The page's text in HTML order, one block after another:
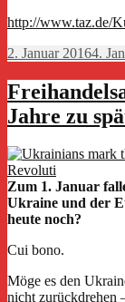
http://www.taz.de/
Veröffentlicht
2. Januar 20164.
Jahre zu
Zum 1. Januar
Ukraine und der
heute noch?
Cui bono.
Möge es den
nicht zurückdrehen